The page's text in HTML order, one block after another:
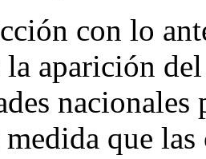
con lo
aparición
que